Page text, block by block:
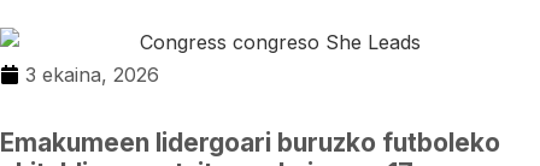
3 ekaina, 2026
Emakumeen lidergoari buruzko futboleko